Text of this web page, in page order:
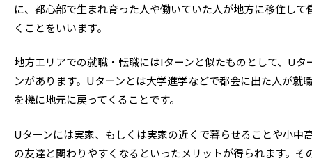
に、都心部で生まれ育った人や働いていた人が地方に移住して
くことをいいます。
地方エリアでの就職・転職にはIターンと似たものとして、Uタ
ンがあります。Uターンとは大学進学などで都会に出た人が就
を機に地元に戻ってくることです。
Uターンには実家、もしくは実家の近くで暮らせることや小中
の友達と関わりやすくなるといったメリットが得られます。そ